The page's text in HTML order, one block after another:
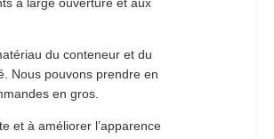
du conteneur et du
Nous pouvons prendre en
en gros.
et à améliorer l’apparence